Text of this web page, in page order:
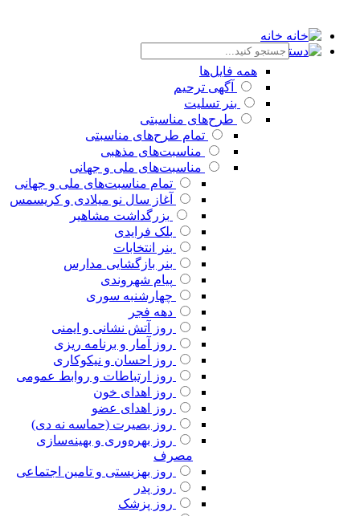
خانه
دسته بندی
همه فایل‌ها
آگهی ترحیم
بنر تسلیت
طرح‌های مناسبتی
تمام طرح‌های مناسبتی
مناسبت‌های مذهبی
مناسبت‌های ملی و جهانی
تمام مناسبت‌های ملی و جهانی
آغاز سال نو میلادی و کریسمس
بزرگداشت مشاهیر
بلک فرایدی
بنر انتخابات
بنر بازگشایی مدارس
پیام شهروندی
چهارشنبه سوری
دهه فجر
روز آتش نشانی و ایمنی
روز آمار و برنامه ریزی
روز احسان و نیکوکاری
روز ارتباطات و روابط عمومی
روز اهدای خون
روز اهدای عضو
روز بصیرت (حماسه نه دی)
روز بهره‌وری و بهینه‌سازی
مصرف
روز بهزیستی و تامین اجتماعی
روز پدر
روز پزشک